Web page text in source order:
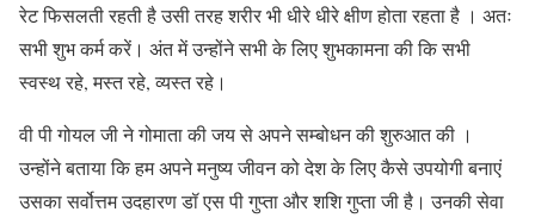
रेट फिसलती रहती है उसी तरह शरीर भी धीरे धीरे क्षीण होता रहता है । अतः
सभी शुभ कर्म करें। अंत में उन्होंने सभी के लिए शुभकामना की कि सभी
स्वस्थ रहे, मस्त रहे, व्यस्त रहे।
वी पी गोयल जी ने गोमाता की जय से अपने सम्बोधन की शुरुआत की ।
उन्होंने बताया कि हम अपने मनुष्य जीवन को देश के लिए कैसे उपयोगी बनाएं
उसका सर्वोत्तम उदहारण डॉ एस पी गुप्ता और शशि गुप्ता जी है। उनकी सेवा